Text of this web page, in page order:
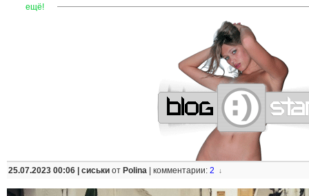
ещё! ——————————————————————
25.07.2023 00:06 | сиськи от Polina комментарии: 2 ↓